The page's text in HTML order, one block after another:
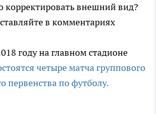
внешний вид?
в комментариях
году на главном стадионе
четыре матча группового
первенства по футболу.